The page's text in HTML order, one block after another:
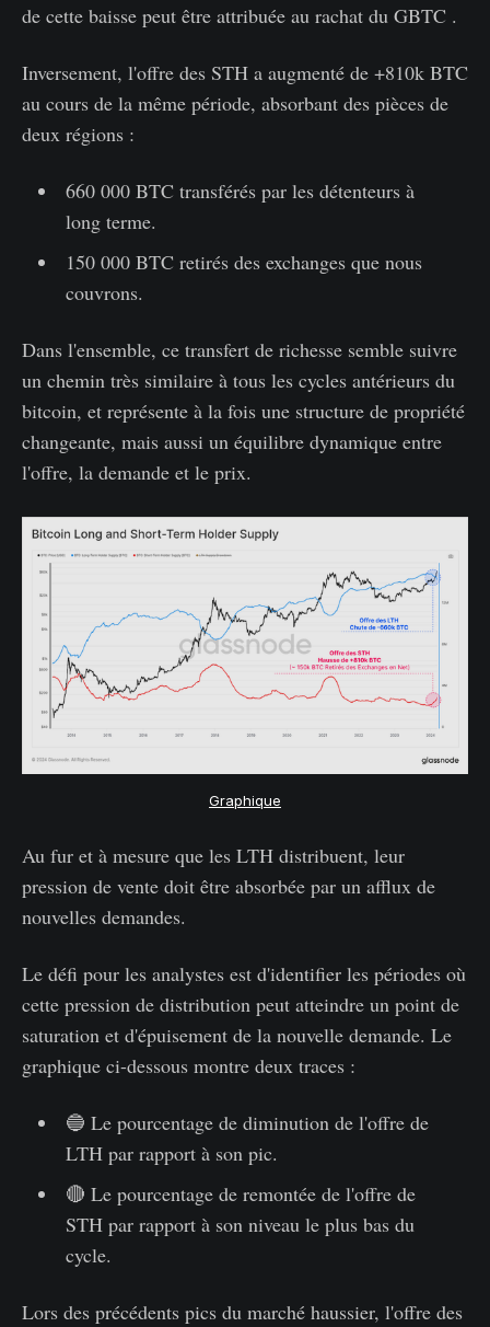
de cette baisse peut être attribuée au rachat du GBTC .
Inversement, l'offre des STH a augmenté de +810k BTC
au cours de la même période, absorbant des pièces de
deux régions :
660 000 BTC transférés par les détenteurs à
long terme.
150 000 BTC retirés des exchanges que nous
couvrons.
Dans l'ensemble, ce transfert de richesse semble suivre
un chemin très similaire à tous les cycles antérieurs du
bitcoin, et représente à la fois une structure de propriété
changeante, mais aussi un équilibre dynamique entre
l'offre, la demande et le prix.
Graphique
Au fur et à mesure que les LTH distribuent, leur
pression de vente doit être absorbée par un afflux de
nouvelles demandes.
Le défi pour les analystes est d'identifier les périodes où
cette pression de distribution peut atteindre un point de
saturation et d'épuisement de la nouvelle demande. Le
graphique ci-dessous montre deux traces :
🔵 Le pourcentage de diminution de l'offre de
LTH par rapport à son pic.
🔴 Le pourcentage de remontée de l'offre de
STH par rapport à son niveau le plus bas du
cycle.
Lors des précédents pics du marché haussier, l'offre des